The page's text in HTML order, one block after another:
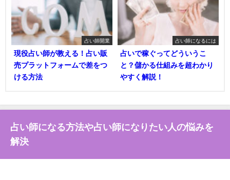
占い師開業
現役占い師が教える！占い販
売プラットフォームで差をつ
ける方法
占い師になるには
占いで稼ぐってどういうこ
と？儲かる仕組みを超わかり
やすく解説！
占い師になる方法や占い師になりたい人の悩みを
解決